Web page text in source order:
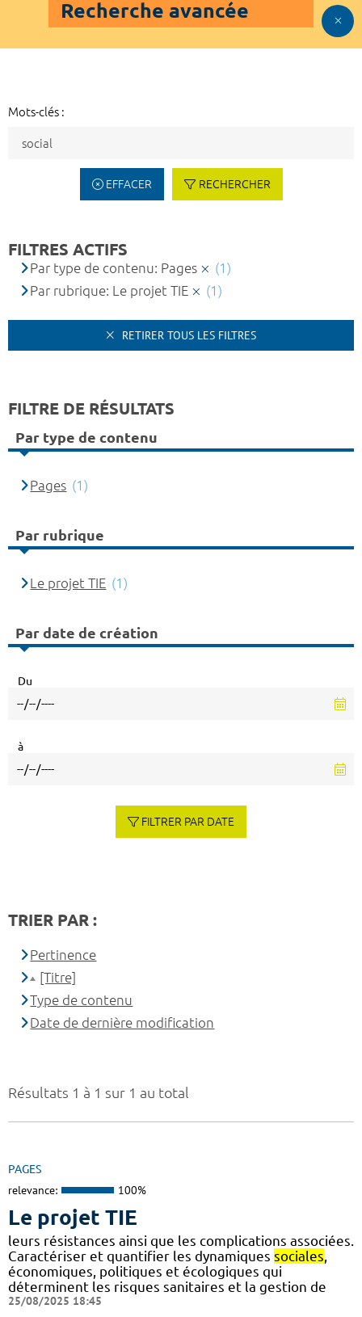
Recherche avancée
Mots-clés :
EFFACER RECHERCHER
Résultats 1 à 1 sur 1 au total
PAGES
relevance: 100%
Le projet TIE
leurs résistances ainsi que les complications associées.
Caractériser et quantifier les dynamiques sociales
économiques, politiques et écologiques qui
déterminent les risques sanitaires et la gestion de
25/08/2025 18:45
FILTRES ACTIFS
Par type de contenu: Pages
(1)
Par rubrique: Le projet TIE
(1)
RETIRER TOUS LES FILTRES
FILTRE DE RÉSULTATS
Par type de contenu
Pages (1)
Par rubrique
Le projet TIE (1)
Par date de création
Du
à
FILTRER PAR DATE
TRIER PAR :
Pertinence
[Titre]
Type de contenu
Date de dernière modification